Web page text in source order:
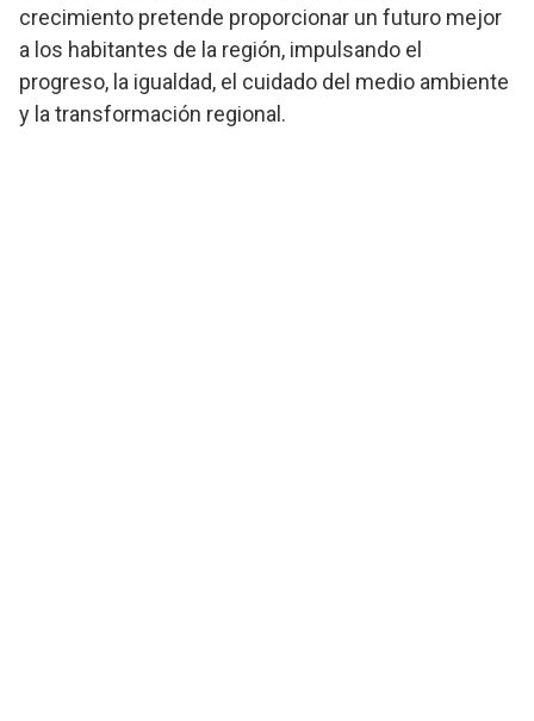
crecimiento pretende proporcionar un futuro mejor
a los habitantes de la región, impulsando el
progreso, la igualdad, el cuidado del medio ambiente
y la transformación regional.